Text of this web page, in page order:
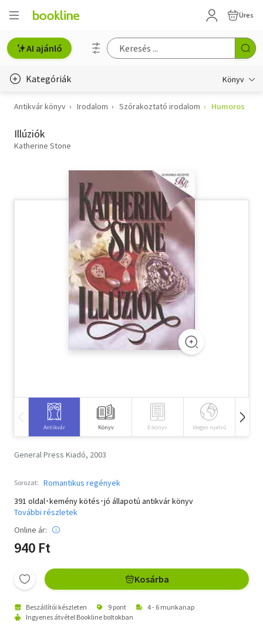
Üres
AI ajánló
Kategóriák Könyv
Életmód, egészség
Erotika
Hobbi, szabadidő
Szótár, nyelvkönyv
Tankönyv, segédkönyv
Társadalomtudomány
Antikvár könyv Irodalom Szórakoztató irodalom Humoros
Illúziók
Katherine Stone
Antikvár Könyv E-könyv Idegen nyelvű
General Press Kiadó, 2003
Sorozat: Romantikus regények
391 oldal･kemény kötés･jó állapotú antikvár könyv
További részletek
Online ár:
940 Ft
Kosárba
Beszállítói készleten 9 pont
4 - 6 munkanap
Ingyenes átvétel Bookline boltokban